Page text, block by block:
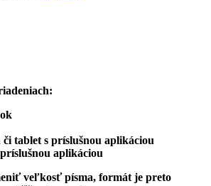
tablet s príslušnou aplikáciou
aplikáciou
veľkosť písma, formát je preto